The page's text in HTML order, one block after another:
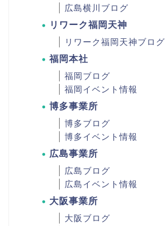
広島横川ブログ
リワーク福岡天神
リワーク福岡天神ブログ
福岡本社
福岡ブログ
福岡イベント情報
博多事業所
博多ブログ
博多イベント情報
広島事業所
広島ブログ
広島イベント情報
大阪事業所
大阪ブログ